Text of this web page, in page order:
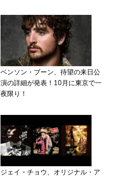
ベンソン・ブーン、待望の来日公
演の詳細が発表！10月に東京で一
夜限り！
ジェイ・チョウ、オリジナル・ア